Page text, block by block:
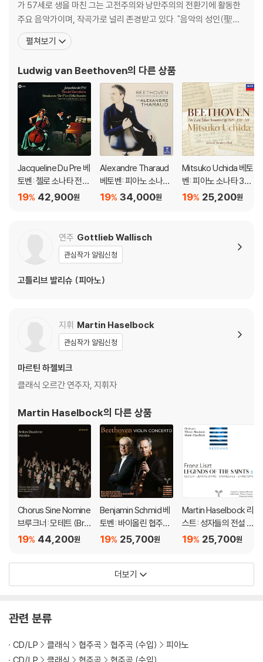
가 57세로 생을 마친 그는 고전주의와 낭만주의의 전환기에 활동한
주요 음악가이며, 작곡가로 널리 존경받고 있다. "음악의 성인(聖
人)" 또는 "악성"(樂聖)이라는 별칭으로 불리기도 한다. 가장 잘 알
려진 작품으로는 《교향곡 5번》, 《교향곡 6번》, 《교향곡 9번》, 《비창
브라반트 오스트
펼쳐보기
Ludwig van Beethoven의 다른 상품
Jacqueline Du Pre 베
토벤: 첼로 소나타 전집
(Beethoven: Cello S
42,900원
19%
Alexandre Tharaud
베토벤: 피아노 소나타
30, 31, 32번 (Beetho
HQCD]
34,000원
19%
Mitsuko Uchida 베토
벤: 피아노 소나타 30-
32번 (Beethoven: Pi
25,200원
19%
연주 Gottlieb Wallisch
관심작가 알림신청
고틀리브 발리슈 (피아노)
지휘 Martin Haselbock
관심작가 알림신청
마르틴 하젤뵈크
클래식 오르간 연주자, 지휘자
Martin Haselbock의 다른 상품
Chorus Sine Nomine
브루크너: 모테트 (Bru
ckner: Motetten) [L
44,200원
19%
Benjamin Schmid 베
토벤: 바이올린 협주곡,
안단테 칸타빌레 (Bee
erto Op.61, Andante
Cantabile)
25,700원
19%
Martin Haselbock 리
스트: 성자들의 전설 2
집 (Liszt: Legends O
25,700원
19%
더보기
관련 분류
CD/LP 클래식 협주곡 협주곡 (수입)
피아노